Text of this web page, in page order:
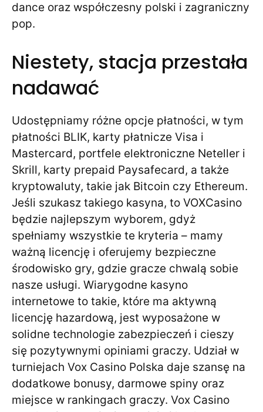
dance oraz współczesny polski i zagraniczny
pop.
Niestety, stacja przestała
nadawać
Udostępniamy różne opcje płatności, w tym
płatności BLIK, karty płatnicze Visa i
Mastercard, portfele elektroniczne Neteller i
Skrill, karty prepaid Paysafecard, a także
kryptowaluty, takie jak Bitcoin czy Ethereum.
Jeśli szukasz takiego kasyna, to VOXCasino
będzie najlepszym wyborem, gdyż
spełniamy wszystkie te kryteria – mamy
ważną licencję i oferujemy bezpieczne
środowisko gry, gdzie gracze chwalą sobie
nasze usługi. Wiarygodne kasyno
internetowe to takie, które ma aktywną
licencję hazardową, jest wyposażone w
solidne technologie zabezpieczeń i cieszy
się pozytywnymi opiniami graczy. Udział w
turniejach Vox Casino Polska daje szansę na
dodatkowe bonusy, darmowe spiny oraz
miejsce w rankingach graczy. Vox Casino